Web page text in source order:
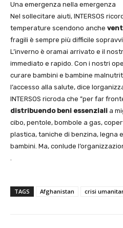
Una emergenza nella emergenza
Nel sollecitare aiuti, INTERSOS
temperature scendono anche
fragili è sempre più difficile
L’inverno è oramai arrivato e il
immediato e rapido. Con i nostri
curare bambini e bambine
l’accesso alla salute, dice
INTERSOS ricroda che ”per far
distribuendo beni essenziali a
cibo, pentole, bombole a gas,
plastica, taniche di benzina, legna
bambini. Ma, conlude
.
TAGS Afghanistan crisi